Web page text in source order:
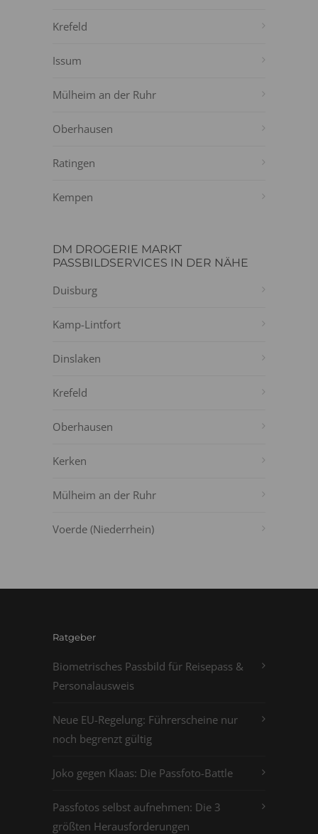
Krefeld
Issum
Mülheim an der Ruhr
Oberhausen
Ratingen
Kempen
DM DROGERIE MARKT
PASSBILDSERVICES IN DER NÄHE
Duisburg
Kamp-Lintfort
Dinslaken
Krefeld
Oberhausen
Kerken
Mülheim an der Ruhr
Voerde (Niederrhein)
Ratgeber
Biometrisches Passbild für Reisepass &
Personalausweis
Neue EU-Regelung: Führerscheine nur
noch begrenzt gültig
Joko gegen Klaas: Die Passfoto-Battle
Passfotos selbst aufnehmen: Die 3
größten Herausforderungen